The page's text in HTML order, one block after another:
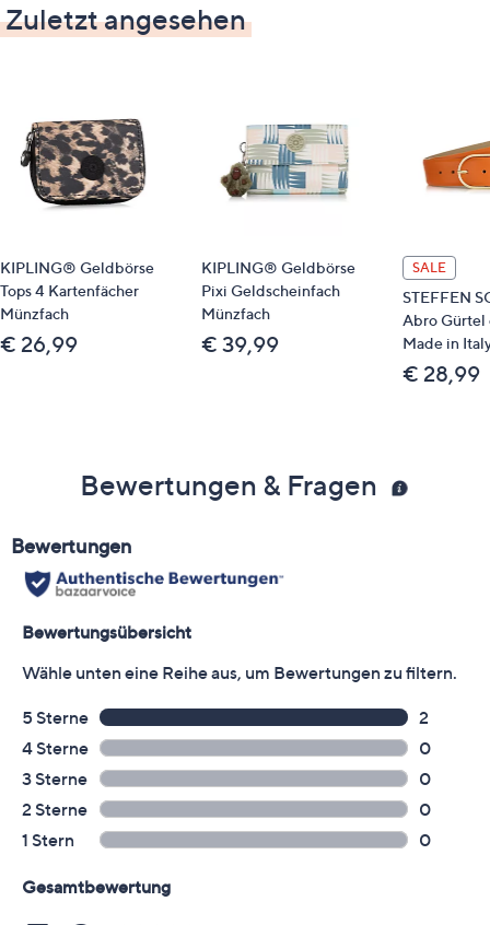
Zuletzt angesehen
KIPLING® Geldbörse
Tops 4 Kartenfächer
Münzfach
€ 26,99
KIPLING® Geldbörse
Pixi Geldscheinfach
Münzfach
€ 39,99
SALE
STEFFEN
Abro Gürtel
Made in
€ 28,99
Bewertungen & Fragen